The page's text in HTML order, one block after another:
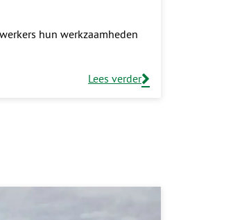
hun werkzaamheden
Lees verder